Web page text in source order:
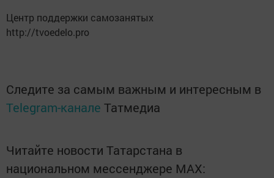
Центр поддержки самозанятых
http://tvoedelo.pro
Следите за самым важным и интересным в
Telegram-канале Татмедиа
Читайте новости Татарстана в
национальном мессенджере MАХ: